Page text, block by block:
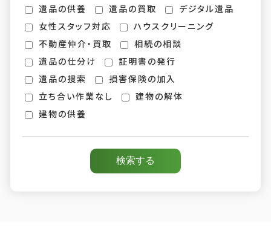
遺品の供養
遺品の買取
デジタル遺品
女性スタッフ対応
ハウスクリーニング
不動産仲介・買取
相続の相談
遺品の仕分け
証明書の発行
遺品の捜索
損害保険の加入
立ち合い作業なし
建物の解体
建物の供養